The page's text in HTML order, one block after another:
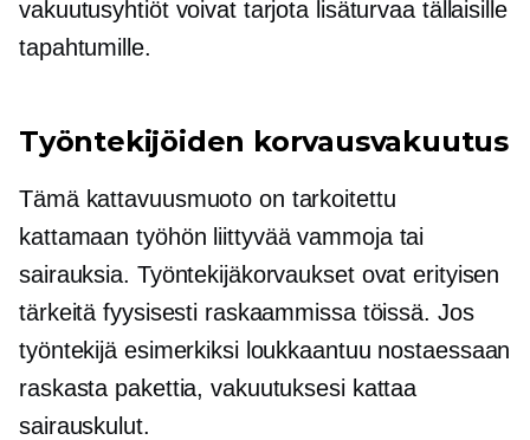
vakuutusyhtiöt voivat tarjota lisäturvaa tällaisille
tapahtumille.
Työntekijöiden korvausvakuutus
Tämä kattavuusmuoto on tarkoitettu
kattamaantyöhön liittyväävammoja tai
sairauksia. Työntekijäkorvaukset ovat erityisen
tärkeitä fyysisesti raskaammissa töissä. Jos
työntekijä esimerkiksi loukkaantuu nostaessaan
raskasta pakettia, vakuutuksesi kattaa
sairauskulut.